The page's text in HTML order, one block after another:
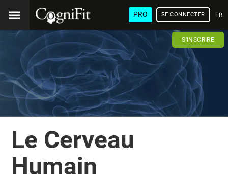
PRO SE CONNECTER
S'INSCRIRE
Le Cerveau
Humain